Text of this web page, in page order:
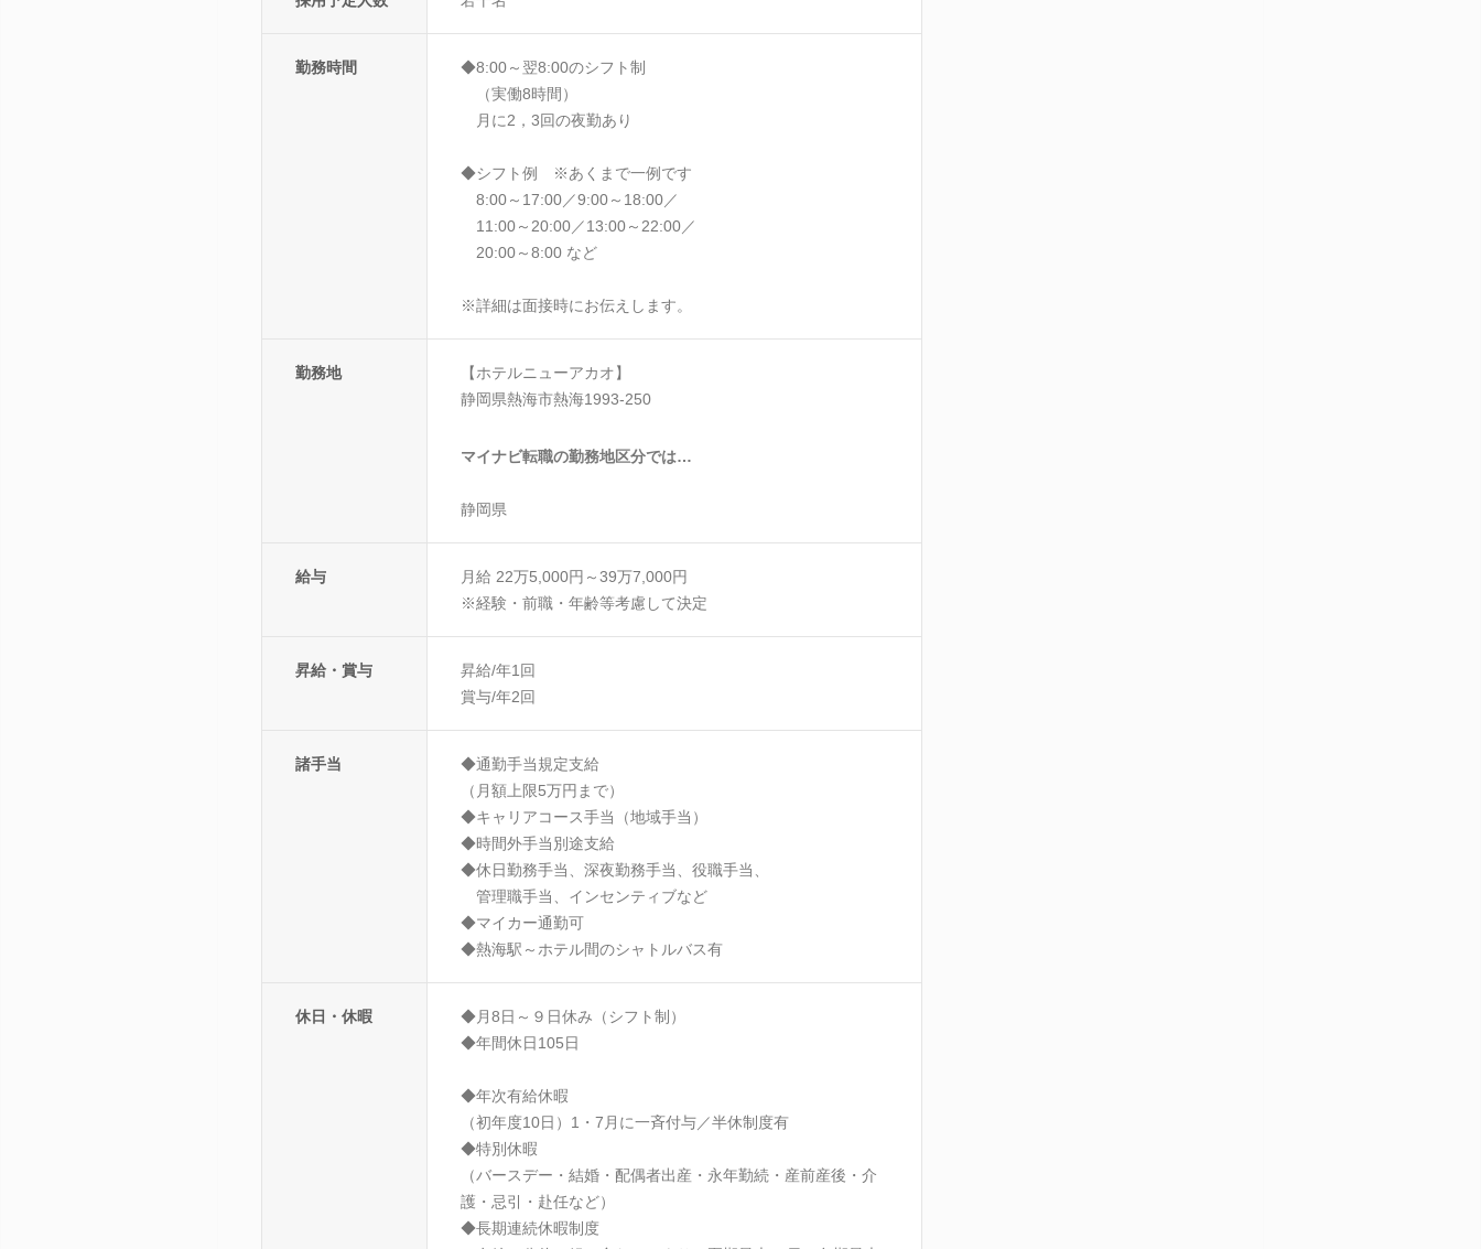
勤務時間
◆8:00～翌8:00のシフト制
（実働8時間）
月に2，3回の夜勤あり
◆シフト例 ※あくまで一例です
8:00～17:00／9:00～18:00／
11:00～20:00／13:00～22:00／
20:00～8:00 など
※詳細は面接時にお伝えします。
勤務地
【ホテルニューアカオ】
静岡県熱海市熱海1993-250
マイナビ転職の勤務地区分では…
静岡県
給与
月給 22万5,000円～39万7,000円
※経験・前職・年齢等考慮して決定
昇給・賞与
昇給/年1回
賞与/年2回
諸手当
◆通勤手当規定支給
（月額上限5万円まで）
◆キャリアコース手当（地域手当）
◆時間外手当別途支給
◆休日勤務手当、深夜勤務手当、役職手当、
管理職手当、インセンティブなど
◆マイカー通勤可
◆熱海駅～ホテル間のシャトルバス有
休日・休暇
◆月8日～９日休み（シフト制）
◆年間休日105日
◆年次有給休暇
（初年度10日）1・7月に一斉付与／半休制度有
◆特別休暇
（バースデー・結婚・配偶者出産・永年勤続・産前産後・介
護・忌引・赴任など）
◆長期連続休暇制度